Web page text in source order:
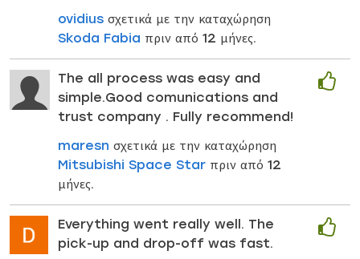
ovidius σχετικά με την καταχώρηση
Skoda Fabia πριν από 12 μήνες.
The all process was easy and
simple.Good comunications and
trust company . Fully recommend!
maresn σχετικά με την καταχώρηση
Mitsubishi Space Star πριν από 12
μήνες.
Everything went really well. The
pick-up and drop-off was fast.